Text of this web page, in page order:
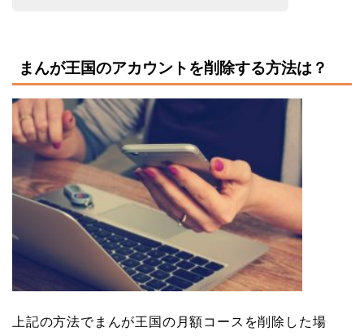
まんが王国のアカウントを削除する方法は？
上記の方法でまんが王国の月額コースを削除した場